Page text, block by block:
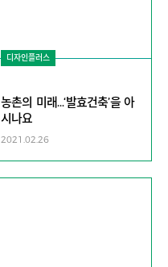
디자인플러스
농촌의 미래…‘발효건축’을 아
시나요
2021.02.26